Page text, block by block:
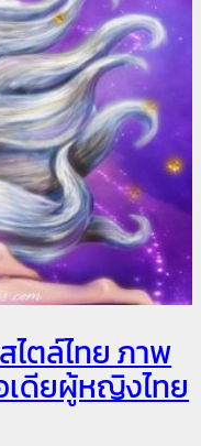
ไตล์ไทย ภาพ
เดียผู้หญิงไทย